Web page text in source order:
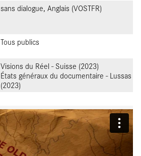
sans dialogue, Anglais (VOSTFR)
Tous publics
Visions du Réel - Suisse (2023)
États généraux du documentaire - Lussas
(2023)